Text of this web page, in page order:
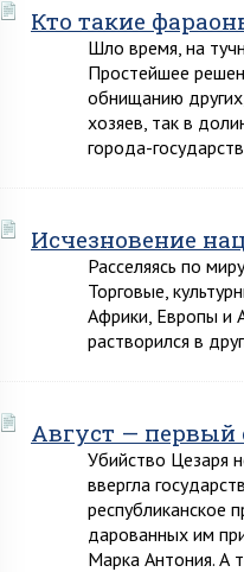
Кто такие
Шло время, на
Простейшее
обнищанию
хозяев, так в
города-
Исчезновение
Расселяясь по
Торговые,
Африки, Европы и
растворился в
Август — первый
Убийство Цезаря
ввергла
республиканское
дарованных им
Марка Антония. А